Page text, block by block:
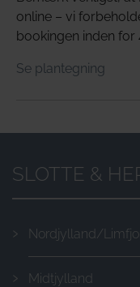
online – vi
bookingen inden for
Se plantegning
SLOTTE &
Nordjylland/
Midtjylland